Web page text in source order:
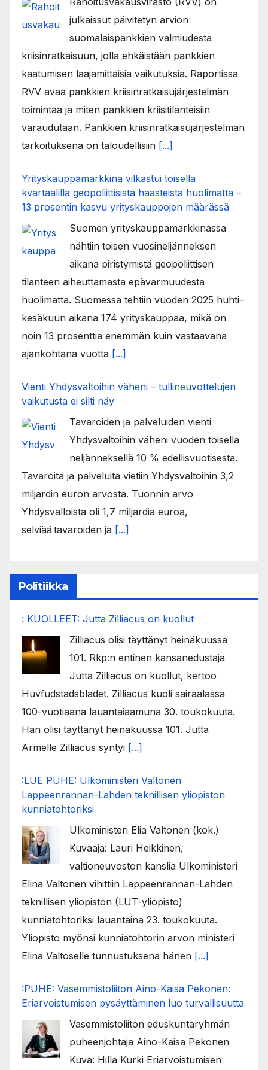
julkaissut päivitetyn arvion
suomalaispankkien valmiudesta
kriisinratkaisuun, jolla ehkäistään pankkien
kaatumisen laajamittaisia vaikutuksia. Raportissa
RVV avaa pankkien kriisinratkaisujärjestelmän
toimintaa ja miten pankkien kriisitilanteisiin
varaudutaan. Pankkien kriisinratkaisujärjestelmän
tarkoituksena on taloudellisiin [...]
Yrityskauppamarkkina vilkastui toisella
kvartaalilla geopoliittisista haasteista huolimatta –
13 prosentin kasvu yrityskauppojen määrässä
Suomen yrityskauppamarkkinassa
nähtiin toisen vuosineljänneksen
aikana piristymistä geopoliittisen
tilanteen aiheuttamasta epävarmuudesta
huolimatta. Suomessa tehtiin vuoden 2025 huhti–
kesäkuun aikana 174 yrityskauppaa, mikä on
noin 13 prosenttia enemmän kuin vastaavana
ajankohtana vuotta [...]
Vienti Yhdysvaltoihin väheni – tullineuvottelujen
vaikutusta ei silti näy
Tavaroiden ja palveluiden vienti
Yhdysvaltoihin väheni vuoden toisella
neljänneksellä 10 % edellisvuotisesta.
Tavaroita ja palveluita vietiin Yhdysvaltoihin 3,2
miljardin euron arvosta. Tuonnin arvo
Yhdysvalloista oli 1,7 miljardia euroa,
selviää tavaroiden ja [...]
Politiikka
: KUOLLEET: Jutta Zilliacus on kuollut
Zilliacus olisi täyttänyt heinäkuussa
101. Rkp:n entinen kansanedustaja
Jutta Zilliacus on kuollut, kertoo
Huvfudstadsbladet. Zilliacus kuoli sairaalassa
100-vuotiaana lauantaiaamuna 30. toukokuuta.
Hän olisi täyttänyt heinäkuussa 101. Jutta
Armelle Zilliacus syntyi [...]
:LUE PUHE: Ulkoministeri Valtonen
Lappeenrannan-Lahden teknillisen yliopiston
kunniatohtoriksi
Ulkoministeri Elia Valtonen (kok.)
Kuvaaja: Lauri Heikkinen,
valtioneuvoston kanslia Ulkoministeri
Elina Valtonen vihittiin Lappeenrannan-Lahden
teknillisen yliopiston (LUT-yliopisto)
kunniatohtoriksi lauantaina 23. toukokuuta.
Yliopisto myönsi kunniatohtorin arvon ministeri
Elina Valtoselle tunnustuksena hänen [...]
:PUHE: Vasemmistoliiton Aino-Kaisa Pekonen:
Eriarvoistumisen pysäyttäminen luo turvallisuutta
Vasemmistoliiton eduskuntaryhmän
puheenjohtaja Aino-Kaisa Pekonen
Kuva: Hilla Kurki Eriarvoistumisen